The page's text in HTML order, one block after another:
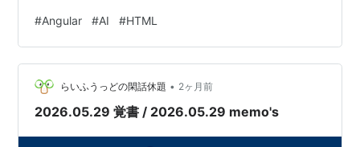
Asynchronous Reactivity APIs です。Signal Forms は、
Reactive Forms、型安全な forms、Template-driven F…
#Angular #AI #HTML
らいふうっどの閑話休題 • 2ヶ月前
2026.05.29 覚書 / 2026.05.29 memo's